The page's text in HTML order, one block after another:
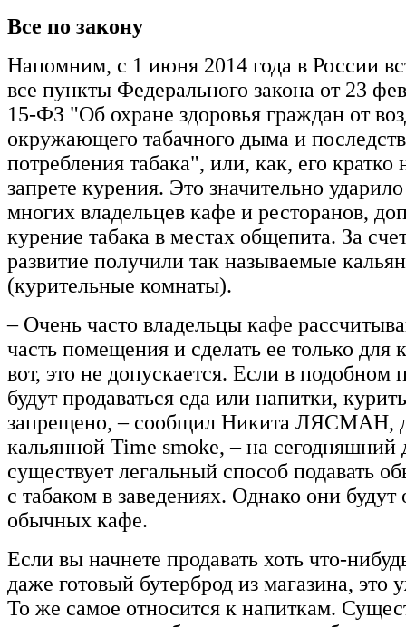
Все по закону
Напомним, с 1 июня 2014 года в России
все пункты Федерального закона от 23
15-ФЗ "Об охране здоровья граждан от
окружающего табачного дыма и
потребления табака", или, как, его кратко
запрете курения. Это значительно
многих владельцев кафе и ресторанов,
курение табака в местах общепита. За
развитие получили так называемые
(курительные комнаты).
– Очень часто владельцы кафе
часть помещения и сделать ее только для
вот, это не допускается. Если в
будут продаваться еда или напитки,
запрещено, – сообщил Никита ЛЯСМАН,
кальянной Time smoke, – на сегодняшний
существует легальный способ подавать
с табаком в заведениях. Однако они будут
обычных кафе.
Если вы начнете продавать хоть что-
даже готовый бутерброд из магазина, это
То же самое относится к напиткам.